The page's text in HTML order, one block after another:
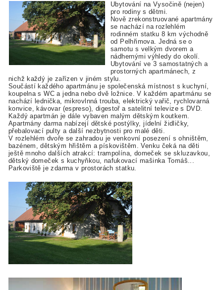
Ubytování na Vysočině (nejen)
pro rodiny s dětmi.
Nově zrekonstruované apartmány
se nachází na rozlehlém
rodinném statku 8 km východně
od Pelhřimova. Jedná se o
samotu s velkým dvorem a
nádhernými výhledy do okolí.
Ubytování ve 3 samostatných a
prostorných apartmánech, z
nichž každý je zařízen v jiném stylu.
Součástí každého apartmánu je společenská místnost s kuchyní,
koupelna s WC a jedna nebo dvě ložnice. V každém apartmánu se
nachází lednička, mikrovlnná trouba, elektrický vařič, rychlovarná
konvice, kávovar (espreso), digestoř a satelitní televize s DVD.
Každý apartmán je dále vybaven malým dětským koutkem.
Apartmány darma nabízejí dětské postýlky, jídelní židličky,
přebalovací pulty a další nezbytnosti pro malé děti.
V rozlehlém dvoře se zahradou je venkovní posezení s ohništěm,
bazénem, dětským hřištěm a pískovištěm. Venku čeká na děti
ještě mnoho dalších atrakcí: trampolína, domeček se skluzavkou,
dětský domeček s kuchyňkou, nafukovací mašinka Tomáš...
Parkoviště je zdarma v prostorách statku.